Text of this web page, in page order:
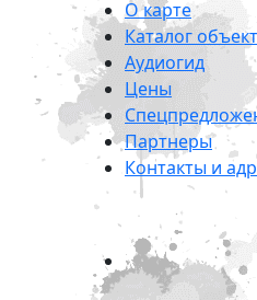
О карте
Каталог
Аудиогид
Цены
Партнеры
Контакты и